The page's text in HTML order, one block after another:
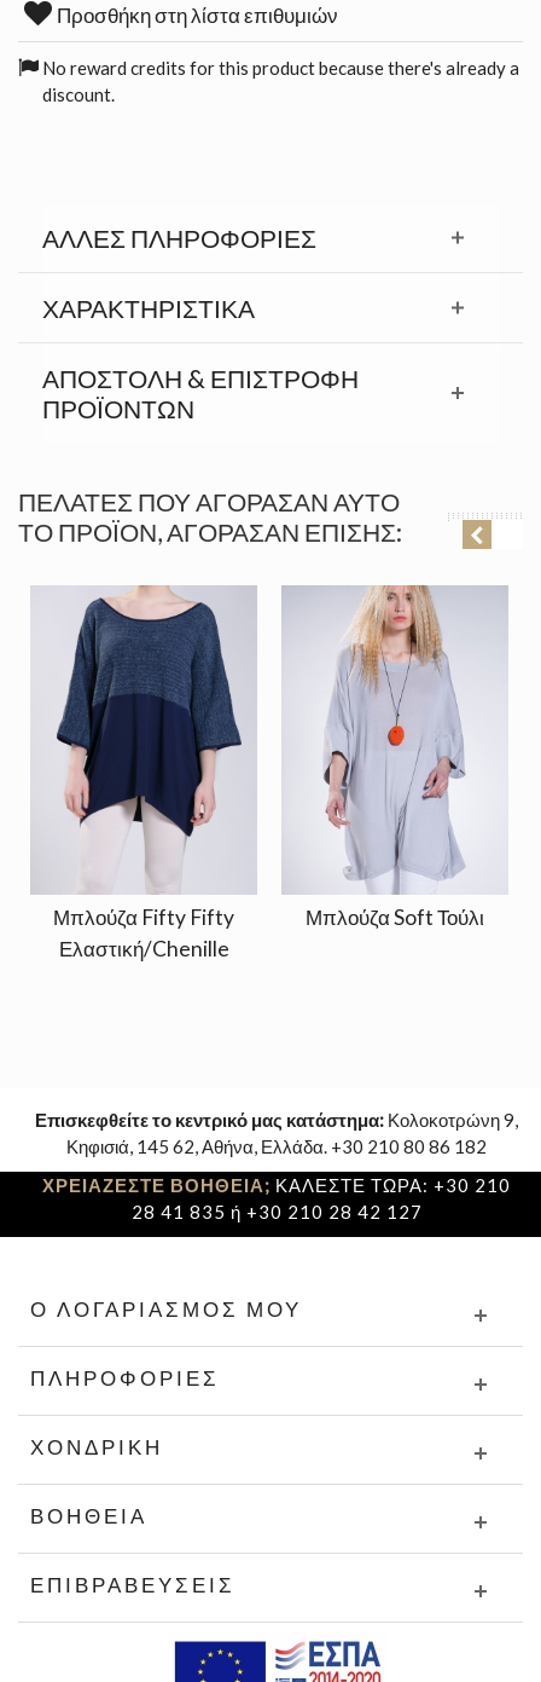
Προσθήκη στη λίστα επιθυμιών
No reward credits for this product because there's already a
discount.
ΆΛΛΕΣ ΠΛΗΡΟΦΟΡΊΕΣ
ΧΑΡΑΚΤΗΡΙΣΤΙΚΆ
ΑΠΟΣΤΟΛΉ & ΕΠΙΣΤΡΟΦΉ
ΠΡΟΪΟΝΤΩΝ
ΠΕΛΆΤΕΣ ΠΟΥ ΑΓΌΡΑΣΑΝ ΑΥΤΌ
ΤΟ ΠΡΟΪΌΝ, ΑΓΌΡΑΣΑΝ ΕΠΊΣΗΣ:
Μπλούζα Fifty Fifty
Ελαστική/Chenille
Μπλούζα Soft Τούλι
Επισκεφθείτε το κεντρικό μας κατάστημα: Κολοκοτρώνη 9,
Κηφισιά, 145 62, Αθήνα, Ελλάδα. +30 210 80 86 182
ΧΡΕΙΑΖΕΣΤΕ ΒΟΗΘΕΙΑ; ΚΑΛΕΣΤΕ ΤΩΡΑ: +30 210
28 41 835 ή +30 210 28 42 127
Ο ΛΟΓΑΡΙΑΣΜΌΣ ΜΟΥ
ΠΛΗΡΟΦΟΡΊΕΣ
ΧΟΝΔΡΙΚΉ
ΒΟΉΘΕΙΑ
ΕΠΙΒΡΑΒΕΎΣΕΙΣ